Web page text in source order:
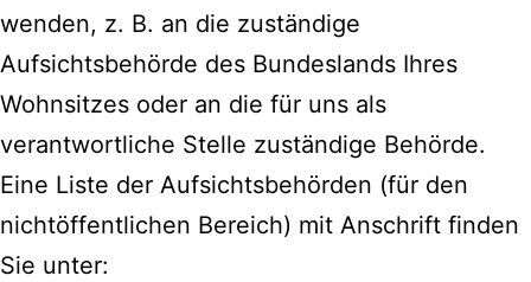
wenden, z. B. an die zuständige
Aufsichtsbehörde des Bundeslands Ihres
Wohnsitzes oder an die für uns als
verantwortliche Stelle zuständige Behörde.
Eine Liste der Aufsichtsbehörden (für den
nichtöffentlichen Bereich) mit Anschrift finden
Sie unter: